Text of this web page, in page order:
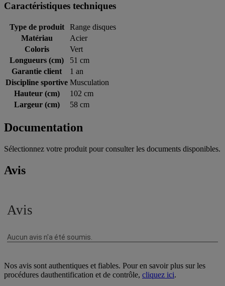
Caractéristiques techniques
Type de produit
Range disques
Matériau
Acier
Coloris
Vert
Longueurs (cm)
51 cm
Garantie client
1 an
Discipline sportive Musculation
Hauteur (cm)
102 cm
Largeur (cm)
58 cm
Documentation
Sélectionnez votre produit pour consulter les documents disponibles.
Avis
Nos avis sont authentiques et fiables. Pour en savoir plus sur les
procédures dauthentification et de contrôle, cliquez ici.